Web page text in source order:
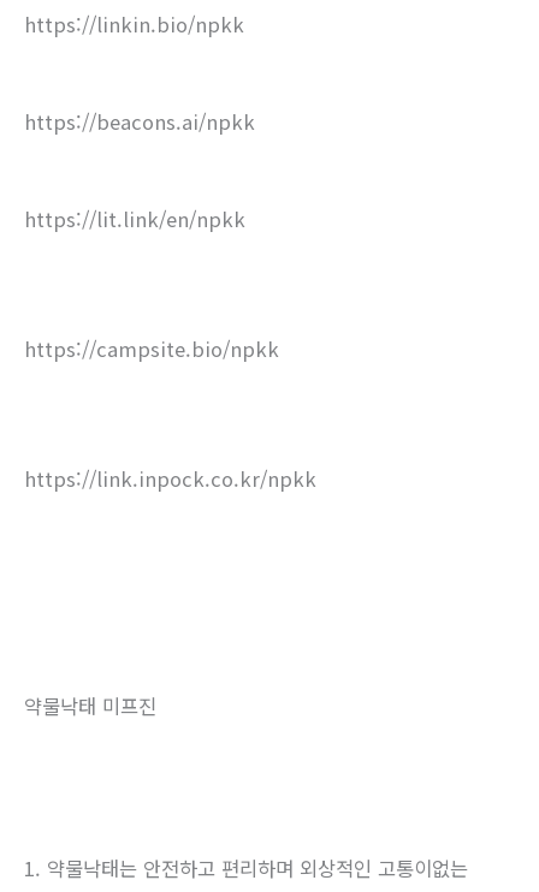
https://linkin.bio/npkk
https://beacons.ai/npkk
https://lit.link/en/npkk
https://campsite.bio/npkk
https://link.inpock.co.kr/npkk
약물낙태 미프진
1. 약물낙태는 안전하고 편리하며 외상적인 고통이없는